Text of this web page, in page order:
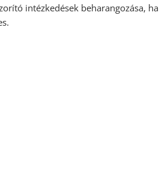
intézkedések beharangozása, ha